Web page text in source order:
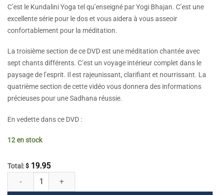
C’est le Kundalini Yoga tel qu’enseigné par Yogi Bhajan. C’est une
excellente série pour le dos et vous aidera à vous asseoir
confortablement pour la méditation.
La troisième section de ce DVD est une méditation chantée avec
sept chants différents. C’est un voyage intérieur complet dans le
paysage de l’esprit. Il est rajeunissant, clarifiant et nourrissant. La
quatrième section de cette vidéo vous donnera des informations
précieuses pour une Sadhana réussie.
En vedette dans ce DVD :
12 en stock
Total: $ 19.95
quantité de Sadhana tôt le matin